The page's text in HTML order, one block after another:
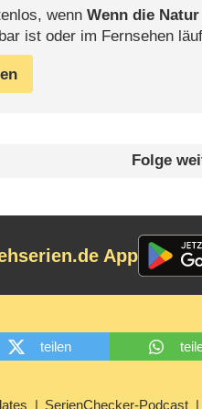
wenn Wenn die Natur
ist oder im Fernsehen
Folge
App
teilen
SerienChecker-Podcast